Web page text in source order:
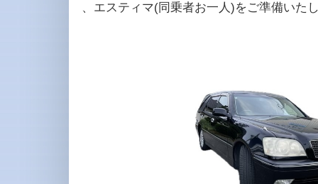
、エスティマ(同乗者お一人)をご準備いた